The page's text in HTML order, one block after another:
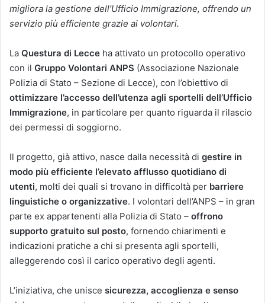
migliora la gestione dell’Ufficio Immigrazione, offrendo un
servizio più efficiente grazie ai volontari.
La Questura di Lecce ha attivato un protocollo operativo
con il Gruppo Volontari ANPS (Associazione Nazionale
Polizia di Stato – Sezione di Lecce), con l’obiettivo di
ottimizzare l’accesso dell’utenza agli sportelli dell’Ufficio
Immigrazione, in particolare per quanto riguarda il rilascio
dei permessi di soggiorno.
Il progetto, già attivo, nasce dalla necessità di gestire in
modo più efficiente l’elevato afflusso quotidiano di
utenti, molti dei quali si trovano in difficoltà per barriere
linguistiche o organizzative. I volontari dell’ANPS – in gran
parte ex appartenenti alla Polizia di Stato – offrono
supporto gratuito sul posto, fornendo chiarimenti e
indicazioni pratiche a chi si presenta agli sportelli,
alleggerendo così il carico operativo degli agenti.
L’iniziativa, che unisce sicurezza, accoglienza e senso